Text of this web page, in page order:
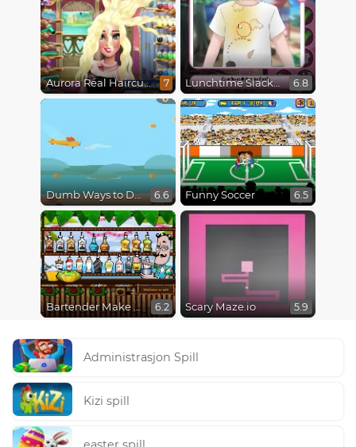
Aurora Real Haircuts 7 Lunchtime Slacking 6.8
Dumb Ways to Die 3: World Tour 6.6 Funny Soccer 6.5
Bartender Make Right Mix 6.2 Scary Maze.io 5.9
Administrasjon Spill
Kizi spill